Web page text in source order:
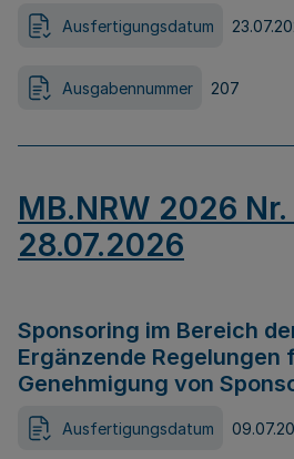
Ausfertigungsdatum
Ausgabennummer 207
MB.NRW 2026
28.07.2026
Sponsoring im Bereich
Ergänzende Regelungen
Genehmigung von
Ausfertigungsdatum